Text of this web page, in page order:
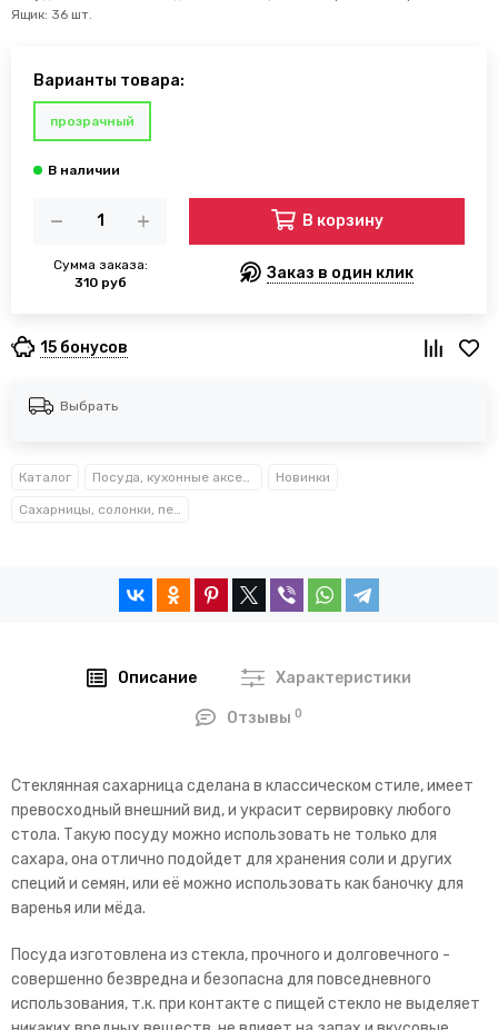
Ящик: 36 шт.
Варианты товара:
прозрачный
Сумма заказа:
310 руб
В корзину
Заказ в один клик
15 бонусов
Выбрать
Каталог Посуда, кухонные аксессуары и принадлежности TM Kamille TM Ofenbach Новинки
Сахарницы, солонки, перечницы, мельницы, кофемолки Kamille™ Ofenbach™
Описание Характеристики
Отзывы0
Стеклянная сахарница сделана в классическом стиле, имеет
превосходный внешний вид, и украсит сервировку любого
стола. Такую посуду можно использовать не только для
сахара, она отлично подойдет для хранения соли и других
специй и семян, или её можно использовать как баночку для
варенья или мёда.
Посуда изготовлена из стекла, прочного и долговечного -
совершенно безвредна и безопасна для повседневного
использования, т.к. при контакте с пищей стекло не выделяет